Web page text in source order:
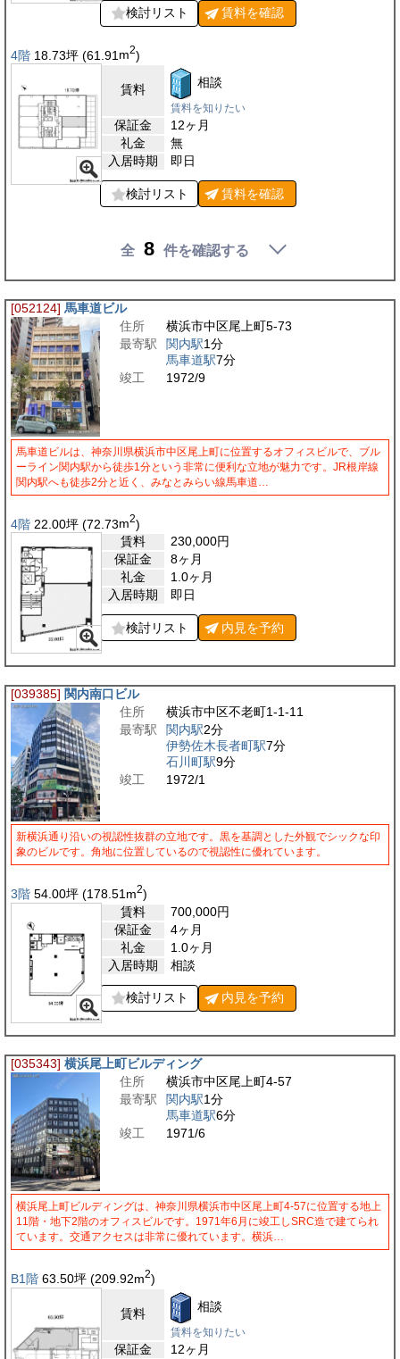
検討リスト 賃料を確認
4階 18.73坪 (61.91 m2)
賃料 相談
賃料を知りたい
保証金
12ヶ月
礼金
無
入居時期
即日
検討リスト 賃料を確認
全 8 件を確認する
[052124] 馬車道ビル
住所
横浜市中区尾上町5-73
最寄駅
関内駅1分
馬車道駅7分
竣工
1972/9
馬車道ビルは、神奈川県横浜市中区尾上町に位置するオフィスビルで、ブル
ーライン関内駅から徒歩1分という非常に便利な立地が魅力です。JR根岸線
関内駅へも徒歩2分と近く、みなとみらい線馬車道…
4階 22.00坪 (72.73m2)
賃料
230,000円
保証金
8ヶ月
礼金
1.0ヶ月
入居時期
即日
検討リスト 内見を予約
[039385] 関内南口ビル
住所
横浜市中区不老町1-1-11
最寄駅
関内駅2分
伊勢佐木長者町駅7分
石川町駅9分
竣工
1972/1
新横浜通り沿いの視認性抜群の立地です。黒を基調とした外観でシックな印
象のビルです。角地に位置しているので視認性に優れています。
3階 54.00坪 (178.51 m2)
賃料
700,000円
保証金
4ヶ月
礼金
1.0ヶ月
入居時期
相談
検討リスト 内見を予約
[035343] 横浜尾上町ビルディング
住所
横浜市中区尾上町4-57
最寄駅
関内駅1分
馬車道駅6分
竣工
1971/6
横浜尾上町ビルディングは、神奈川県横浜市中区尾上町4-57に位置する地上
11階・地下2階のオフィスビルです。1971年6月に竣工しSRC造で建てられ
ています。交通アクセスは非常に優れています。横浜…
B1階 63.50坪 (209.92m2)
賃料 相談
賃料を知りたい
保証金
12ヶ月